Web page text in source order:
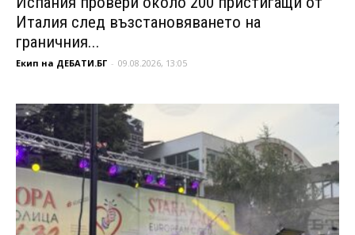
Италия след възстановяването на
граничния...
Екип на ДЕБАТИ.БГ - 09.08.2026, 13:05